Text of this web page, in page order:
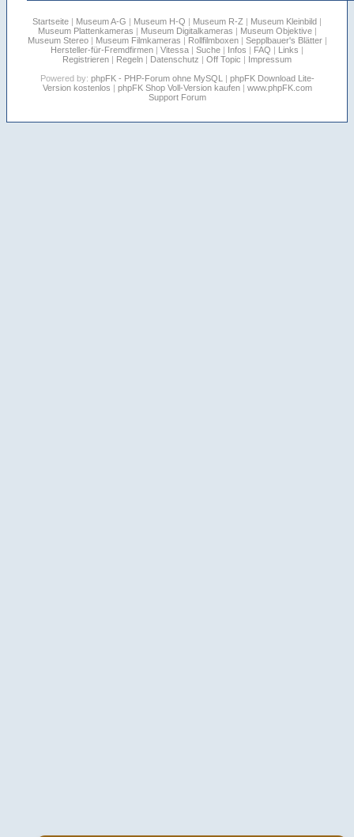
Startseite | Museum A-G | Museum H-Q | Museum R-Z | Museum Kleinbild |
Museum Plattenkameras | Museum Digitalkameras | Museum Objektive|
Museum Stereo| Museum Filmkameras | Rollfilmboxen| Sepplbauer's Blätter|
Hersteller-für-Fremdfirmen | Vitessa | Suche | Infos | FAQ | Links |
Registrieren | Regeln | Datenschutz | Off Topic | Impressum
Powered by: phpFK - PHP-Forum ohne MySQL | phpFK Download Lite-
Version kostenlos | phpFK Shop Voll-Version kaufen| www.phpFK.com
Support Forum